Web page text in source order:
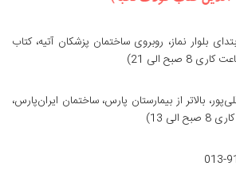
بلوار نماز، روبروی ساختمان پزشکان آتیه، کتاب
صبح الی 21)
بالاتر از بیمارستان پارس، ساختمان ایران‌پارس،
013-